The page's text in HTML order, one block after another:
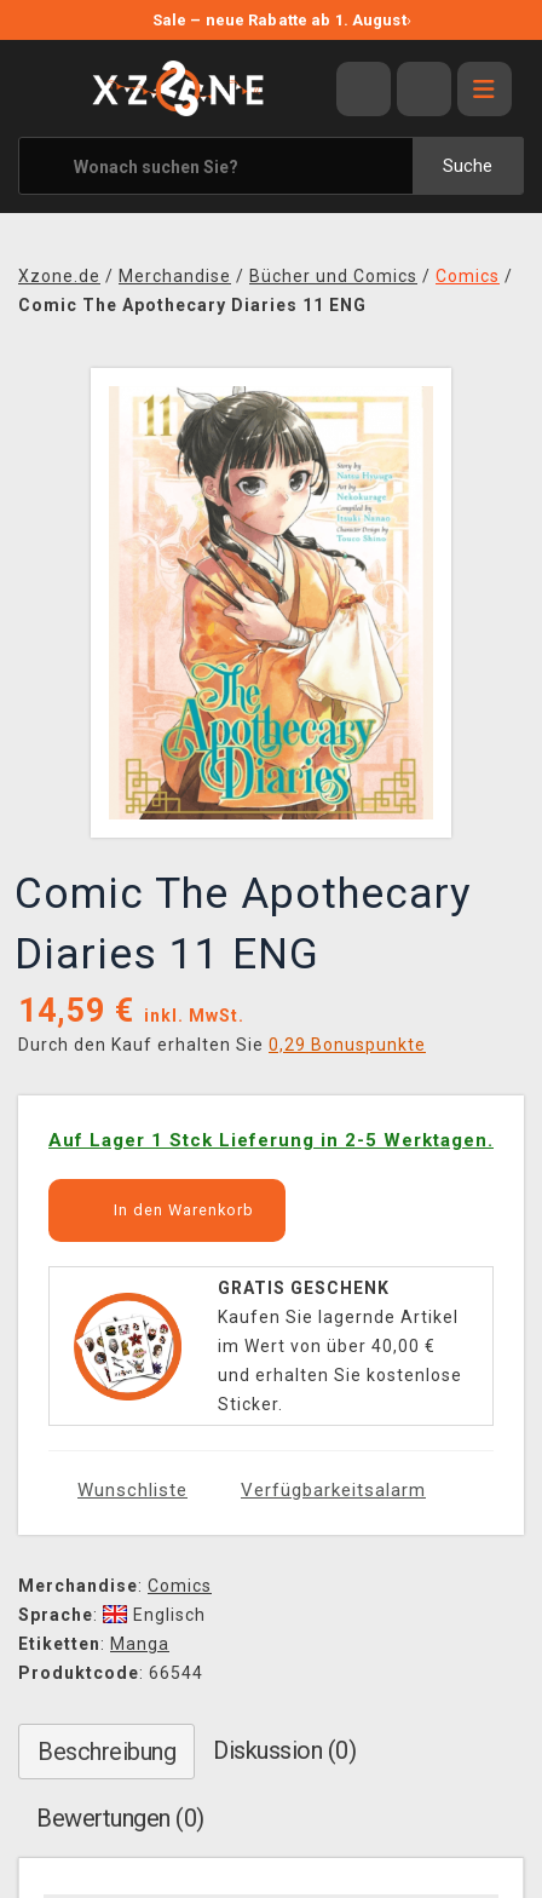
Sale – neue Rabatte ab 1. August›
Suche
ANGEBOTE
ALLE MARKEN
XZONE ORIGINALS
KLEIDUNG & ACCESSOIRES
BÜCHER & COMICS
XZONE CLUB
Xzone.de / Merchandise / Bücher und Comics / Comics /
Comic The Apothecary Diaries 11 ENG
Comic The Apothecary
Diaries 11 ENG
14,59 €
inkl. MwSt.
Durch den Kauf erhalten Sie 0,29 Bonuspunkte
Auf Lager 1 Stck Lieferung in 2-5 Werktagen.
In den Warenkorb
GRATIS GESCHENK
Kaufen Sie lagernde Artikel
im Wert von über 40,00 €
und erhalten Sie kostenlose
Sticker.
Wunschliste Verfügbarkeitsalarm
Merchandise: Comics
Sprache:
Englisch
Etiketten: Manga
Produktcode: 66544
Beschreibung Diskussion (0)
Bewertungen (0)